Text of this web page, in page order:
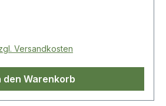
Versandkosten
den Warenkorb